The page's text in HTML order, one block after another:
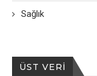
Sağlık
ÜST VERI